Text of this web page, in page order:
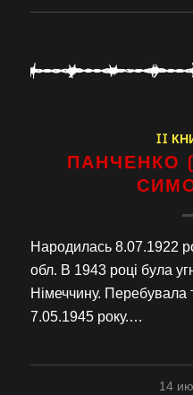
II
ПАНЧЕНКО
Народилась 8.07.1922
обл. В 1943 році була
Німеччину. Перебувала
7.05.1945 року.…
14